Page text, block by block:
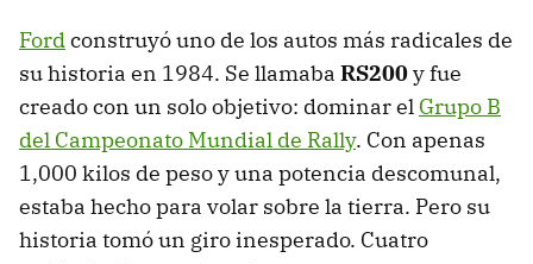
Fordconstruyó uno de los autos más radicales de
su historia en 1984. Se llamaba RS200y fue
creado con un solo objetivo: dominar el Grupo B
del Campeonato Mundial de Rally. Con apenas
1,000 kilos de peso y una potencia descomunal,
estaba hecho para volar sobre la tierra. Pero su
historia tomó un giro inesperado. Cuatro